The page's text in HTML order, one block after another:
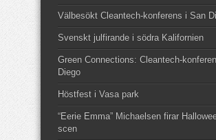
Välbesökt Cleantech-konferens i San
Svenskt julfirande i södra Kalifornien
Green Connections: Cleantech-
Diego
Höstfest i Vasa park
“Eerie Emma” Michaelsen firar
scen